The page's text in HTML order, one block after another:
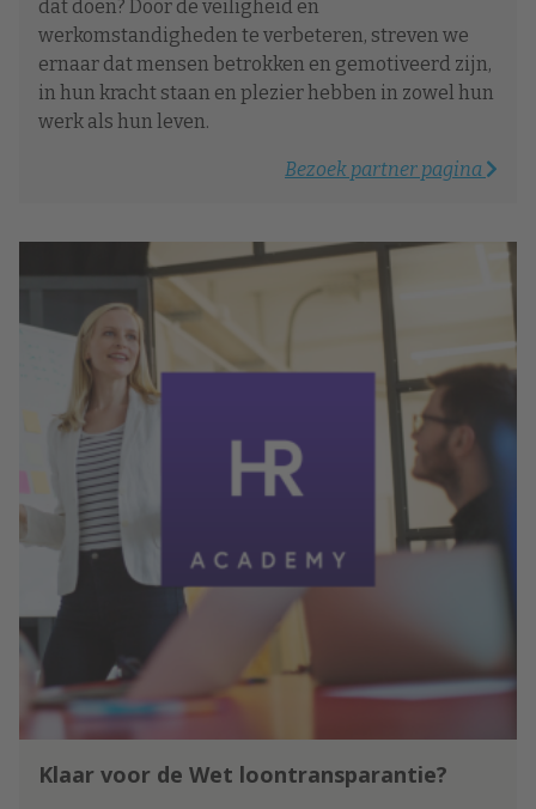
dat doen? Door de veiligheid en
werkomstandigheden te verbeteren, streven we
ernaar dat mensen betrokken en gemotiveerd zijn,
in hun kracht staan en plezier hebben in zowel hun
werk als hun leven.
Bezoek partner pagina
Klaar voor de Wet loontransparantie?